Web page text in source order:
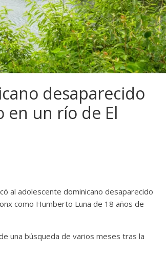
desaparecido
un río de El
al adolescente dominicano desaparecido
como Humberto Luna de 18 años de
una búsqueda de varios meses tras la